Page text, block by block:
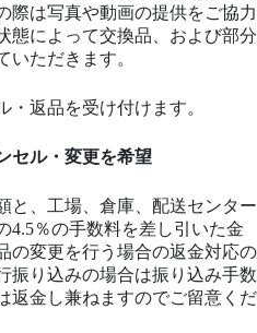
際は写真や動画の提供をご協力
態によって交換品、および部分
いただきます。
返品を受け付けます。
セル・変更を希望
と、工場、倉庫、配送センター
4.5％の手数料を差し引いた金
の変更を行う場合の返金対応の
振り込みの場合は振り込み手数
返金し兼ねますのでご留意くだ